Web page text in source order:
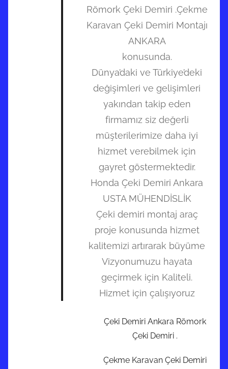
Römork Çeki Demiri .Çekme
Karavan Çeki Demiri Montajı
ANKARA
konusunda.
Dünya’daki ve Türkiye’deki
değişimleri ve gelişimleri
yakından takip eden
firmamız siz değerli
müşterilerimize daha iyi
hizmet verebilmek için
gayret göstermektedir.
Honda Çeki Demiri Ankara
USTA MÜHENDİSLİK
Çeki demiri montaj araç
proje konusunda hizmet
kalitemizi artırarak büyüme
Vizyonumuzu hayata
geçirmek için Kaliteli.
Hizmet için çalışıyoruz
Çeki Demiri Ankara Römork
Çeki Demiri .
Çekme Karavan Çeki Demiri